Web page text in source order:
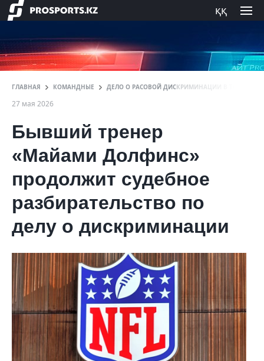
ққ
ГЛАВНАЯ КОМАНДНЫЕ ДЕЛО О РАСОВОЙ ДИСКРИМИНАЦИИ В ТОПОВОЙ
27 мая 2026
Бывший тренер
«Майами Долфинс»
продолжит судебное
разбирательство по
делу о дискриминации